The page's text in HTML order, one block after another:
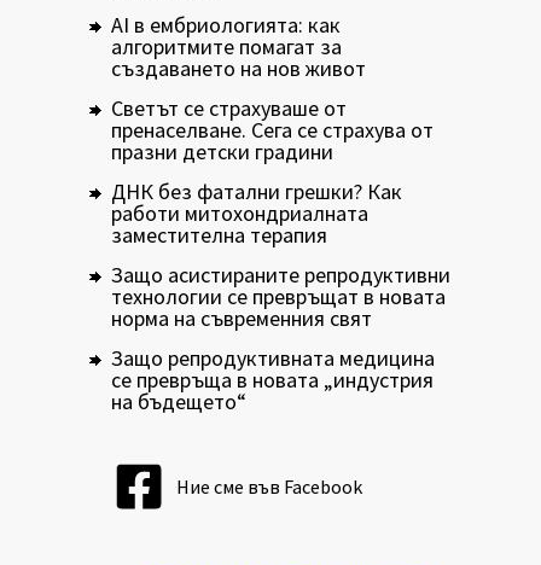
AI в ембриологията: как
алгоритмите помагат за
създаването на нов живот
Светът се страхуваше от
пренаселване. Сега се страхува от
празни детски градини
ДНК без фатални грешки? Как
работи митохондриалната
заместителна терапия
Защо асистираните репродуктивни
технологии се превръщат в новата
норма на съвременния свят
Защо репродуктивната медицина
се превръща в новата „индустрия
на бъдещето“
Ние сме във Facebook